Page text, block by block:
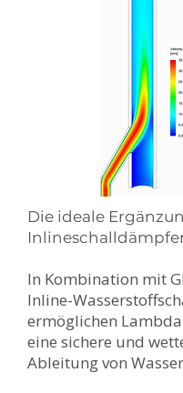
Die ideale
In Kombination mit
Inline-
ermöglichen
eine sichere und
Ableitung von